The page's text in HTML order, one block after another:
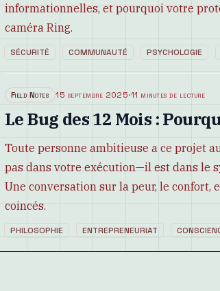
informationnelles, et pourquoi votre
caméra Ring.
SÉCURITÉ COMMUNAUTÉ PSYCHOLOGIE
Field Notes 15 septembre 2025·11 minutes de lecture
Le Bug des 12 Mois :
Toute personne ambitieuse a ce projet
pas dans votre exécution—il est dans le
Une conversation sur la peur, le
coincés.
PHILOSOPHIE ENTREPRENEURIAT